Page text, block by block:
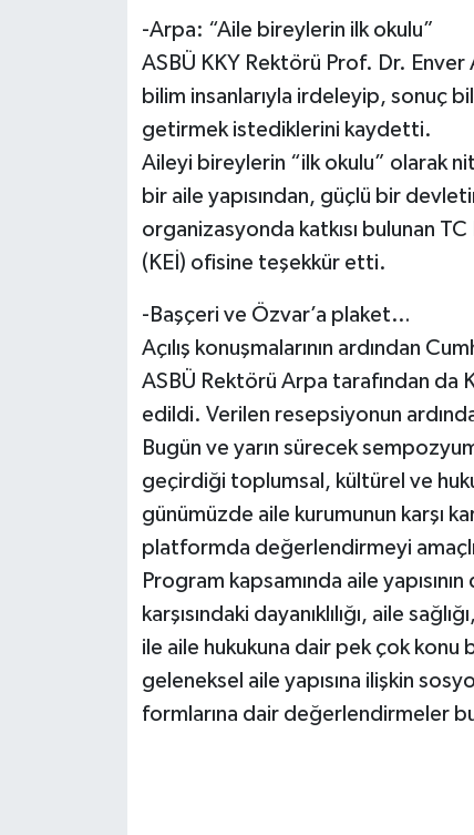
-Arpa: “Aile bireylerin ilk okulu”
ASBÜ KKY Rektörü Prof. Dr. Enver
bilim insanlarıyla irdeleyip, sonuç
getirmek istediklerini kaydetti.
Aileyi bireylerin “ilk okulu” olarak
bir aile yapısından, güçlü bir
organizasyonda katkısı bulunan
(KEİ) ofisine teşekkür etti.
-Başçeri ve Özvar’a plaket…
Açılış konuşmalarının ardından
ASBÜ Rektörü Arpa tarafından da
edildi. Verilen resepsiyonun
Bugün ve yarın sürecek
geçirdiği toplumsal, kültürel ve
günümüzde aile kurumunun karşı
platformda değerlendirmeyi
Program kapsamında aile
karşısındaki dayanıklılığı, aile
ile aile hukukuna dair pek çok konu
geleneksel aile yapısına ilişkin
formlarına dair değerlendirmeler